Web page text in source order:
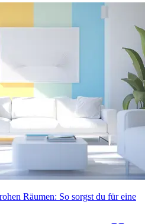
Räumen: So sorgst du für eine